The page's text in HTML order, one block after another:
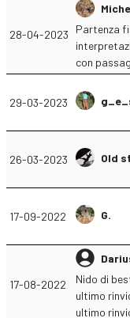
28-04-2023
Partenza
con
29-03-2023
26-03-2023 Old
17-09-2022 G.
17-08-2022
Nido di
ultimo
ultimo